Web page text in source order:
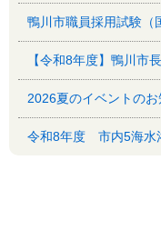
鴨川市職員採用試験（
【令和8年度】鴨川市
2026夏のイベントのお
令和8年度 市内5海水